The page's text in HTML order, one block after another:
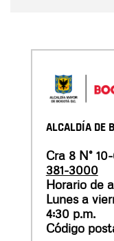
ALCALDÍA DE
Cra 8 N°
381-3000
Horario de
Lunes a
4:30 p.m.
Código